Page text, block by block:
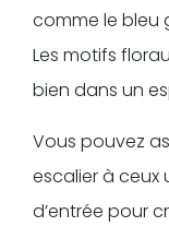
comme le bleu
Les motifs
bien dans un
Vous pouvez
escalier à ceux
d’entrée pour